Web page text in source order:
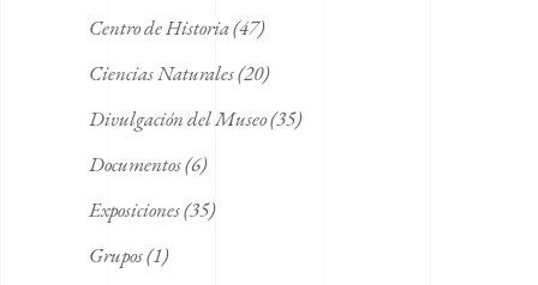
Centro de Historia(47)
Ciencias Naturales(20)
Divulgación del Museo(35)
Documentos(6)
Exposiciones(35)
Grupos(1)